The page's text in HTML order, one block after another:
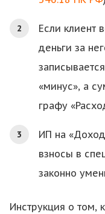
Если клиент
деньги за
«минус», а
графу
ИП на
взносы в
законно
Инструкция о том,